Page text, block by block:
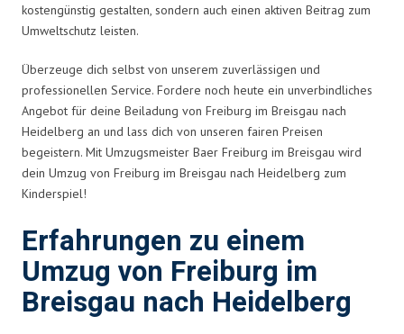
kostengünstig gestalten, sondern auch einen aktiven Beitrag zum
Umweltschutz leisten.
Überzeuge dich selbst von unserem zuverlässigen und
professionellen Service. Fordere noch heute ein unverbindliches
Angebot für deine Beiladung von Freiburg im Breisgau nach
Heidelberg an und lass dich von unseren fairen Preisen
begeistern. Mit Umzugsmeister Baer Freiburg im Breisgau wird
dein Umzug von Freiburg im Breisgau nach Heidelberg zum
Kinderspiel!
Erfahrungen zu einem
Umzug von Freiburg im
Breisgau nach Heidelberg